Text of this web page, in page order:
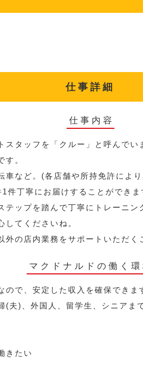
仕事詳細
仕事内容
スタッフを「クルー」と呼んで
す。
車など。(各店舗や所持免許によ
件丁寧にお届けすることができ
ップを踏んで丁寧にトレーニン
してくださいね。
の店内業務をサポートいただく
マクドナルドの働く環
ので、安定した収入を確保でき
夫)、外国人、留学生、シニアま
きたい